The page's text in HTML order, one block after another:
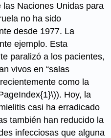
Naciones Unidas para
no ha sido
desde 1977. La
ejemplo. Esta
paralizó a los pacientes,
vivos en “salas
como la
). Hoy, la
casi ha erradicado
también han reducido la
infecciosas que alguna